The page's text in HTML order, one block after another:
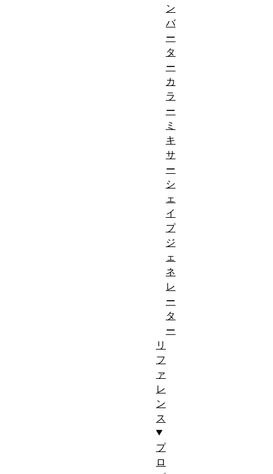
ン
バ
ー
タ
ー
カ
ラ
ー
ミ
キ
サ
ー
シ
ェ
イ
プ
ジ
ェ
ネ
レ
ー
タ
ー
リ
フ
ァ
レ
ン
ス
プ
ロ